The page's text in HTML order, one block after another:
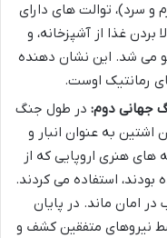
سرد)، توالت های دارای
بردن غذا از آشپزخانه، و
می شد. این نشان دهنده
رمانتیک اوست.
جهانی دوم: در طول جنگ
اشتین به عنوان انبار و
های هنری اروپایی که از
استفاده می کردند.
امان ماند. در پایان
نیروهای متفقین کشف و